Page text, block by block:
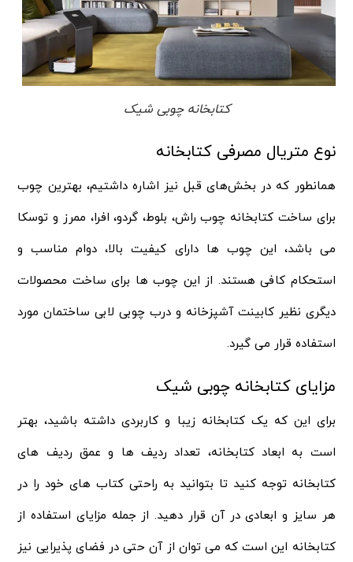
کتابخانه چوبی شیک
نوع متریال مصرفی کتابخانه
همانطور که در بخش‌های قبل نیز اشاره داشتیم، بهترین چوب
برای ساخت کتابخانه چوب راش، بلوط، گردو، افرا، ممرز و توسکا
می باشد، این چوب‌ ها دارای کیفیت بالا، دوام مناسب و
استحکام کافی هستند. از این چوب‌ ها برای ساخت محصولات
دیگری نظیر کابینت آشپزخانه و درب چوبی لابی ساختمان مورد
استفاده قرار می گیرد.
مزایای کتابخانه چوبی شیک
برای این که یک کتابخانه زیبا و کاربردی داشته باشید، بهتر
است به ابعاد کتابخانه، تعداد ردیف‌ ها و عمق ردیف‌ های
کتابخانه توجه کنید تا بتوانید به راحتی کتاب‌ های خود را در
هر سایز و ابعادی در آن قرار دهید. از جمله مزایای استفاده از
کتابخانه این است که می‌ توان از آن حتی در فضای پذیرایی نیز